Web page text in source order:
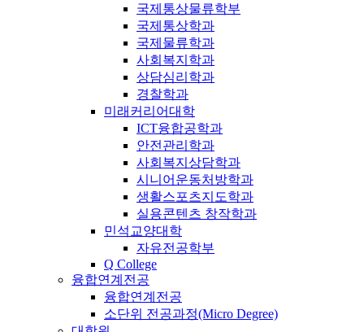
국제통상물류학부
국제통상학과
국제물류학과
사회복지학과
상담심리학과
경찰학과
미래커리어대학
ICT융합공학과
안전관리학과
사회복지상담학과
시니어운동처방학과
생활스포츠지도학과
실용콘텐츠 창작학과
민석교양대학
자유전공학부
Q College
융합연계전공
융합연계전공
소단위 전공과정(Micro Degree)